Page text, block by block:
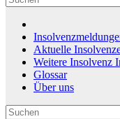
Aktuelle
Weitere Insolvenz
Glossar
Über uns